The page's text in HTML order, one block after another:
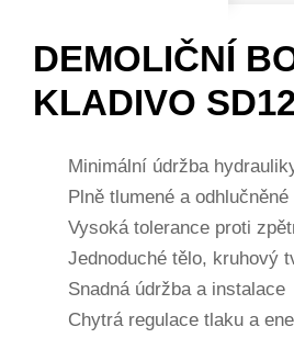
DEMOLIČNÍ
KLADIVO SD12
Minimální údržba
Plně tlumené a odhlučněné
Vysoká tolerance proti
Jednoduché tělo, kruhový
Snadná údržba a instalace
Chytrá regulace tlaku a